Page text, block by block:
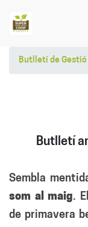
Butlletí de Gestió
Butlletí
Sembla
som al maig.
de primavera